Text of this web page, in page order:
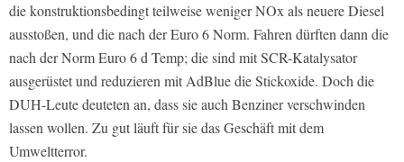
die konstruktionsbedingt teilweise weniger NOx als neuere Diesel
ausstoßen, und die nach der Euro 6 Norm. Fahren dürften dann die
nach der Norm Euro 6 d Temp; die sind mit SCR-Katalysator
ausgerüstet und reduzieren mit AdBlue die Stickoxide. Doch die
DUH-Leute deuteten an, dass sie auch Benziner verschwinden
lassen wollen. Zu gut läuft für sie das Geschäft mit dem
Umweltterror.